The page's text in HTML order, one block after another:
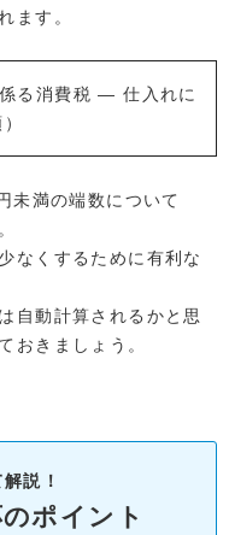
ます。
る消費税 ― 仕入れに
未満の端数について
なくするために有利な
自動計算されるかと思
おきましょう。
説！
ポイント